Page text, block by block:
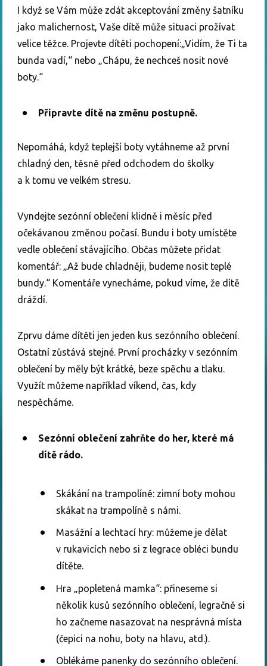
I když se Vám může zdát akceptování změny šatníku
jako malichernost, Vaše dítě může situaci prožívat
velice těžce. Projevte dítěti pochopení:„Vidím, že Ti ta
bunda vadí,“ nebo „Chápu, že nechceš nosit nové
boty.“
Připravte dítě na změnu postupně.
Nepomáhá, když teplejší boty vytáhneme až první
chladný den, těsně před odchodem do školky
a k tomu ve velkém stresu.
Vyndejte sezónní oblečení klidně i měsíc před
očekávanou změnou počasí. Bundu i boty umístěte
vedle oblečení stávajícího. Občas můžete přidat
komentář: „Až bude chladněji, budeme nosit teplé
bundy.“ Komentáře vynecháme, pokud víme, že dítě
dráždí.
Zprvu dáme dítěti jen jeden kus sezónního oblečení.
Ostatní zůstává stejné. První procházky v sezónním
oblečení by měly být krátké, beze spěchu a tlaku.
Využít můžeme například víkend, čas, kdy
nespěcháme.
Sezónní oblečení zahrňte do her, které má
dítě rádo.
Skákání na trampolíně: zimní boty mohou
skákat na trampolíně s námi.
Masážní a lechtací hry: můžeme je dělat
v rukavicích nebo si z legrace obléci bundu
dítěte.
Hra „popletená mamka“: přineseme si
několik kusů sezónního oblečení, legračně si
ho začneme nasazovat na nesprávná místa
(čepici na nohu, boty na hlavu, atd.).
Oblékáme panenky do sezónního oblečení.